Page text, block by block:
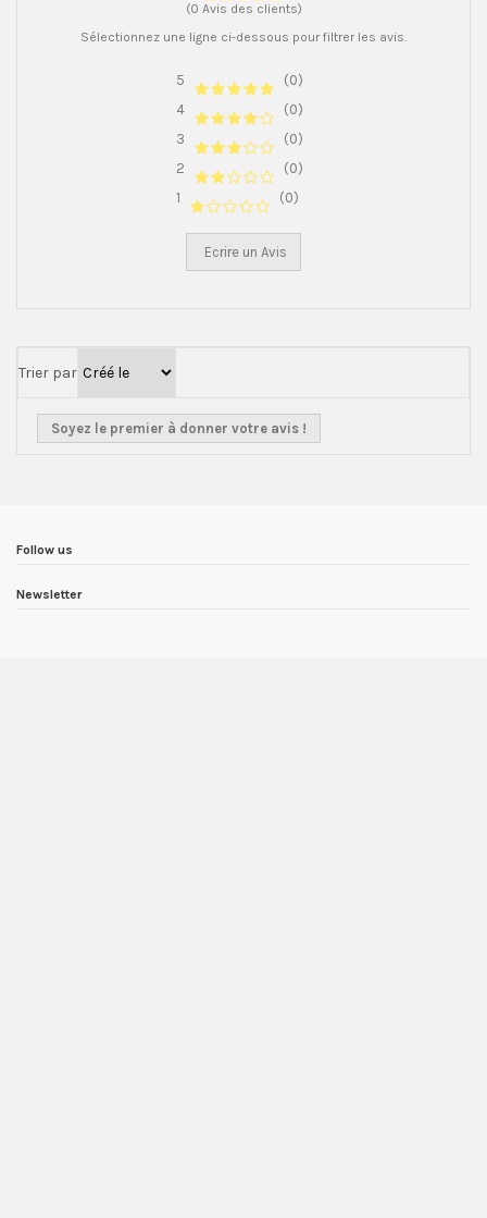
(0 Avis des clients)
Sélectionnez une ligne ci-dessous pour filtrer les avis.
5
(0)
4
(0)
3
(0)
2
(0)
1
(0)
Ecrire un Avis
Trier par
Soyez le premier à donner votre avis !
Follow us
Newsletter